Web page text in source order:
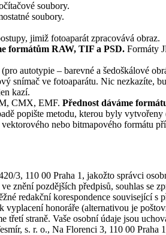
soubory.
soubory.
jimiž fotoaparát zpracovává obraz.
formátům RAW, TIF a PSD. Formáty
autotypie – barevné a šedoškálové
snímač ve fotoaparátu. Nic nezkazíte,
kazí.
CMX, EMF. Přednost dáváme
popište metodu, kterou byly
nebo bitmapového formátu
3, 110 00 Praha 1, jakožto správci
znění pozdějších předpisů, souhlas se
redakční korespondence související
vyplacení honoráře (alternativou je
straně. Vaše osobní údaje jsou
s. r. o., Na Florenci 3, 110 00